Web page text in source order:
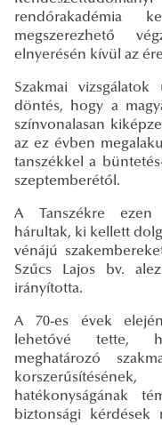
rendőrakadémia
megszerezhető
elnyerésén kívül az
Szakmai
döntés, hogy a
színvonalasan
az ez évben
tanszékkel a
szeptemberétől.
A Tanszékre ezen
hárultak, ki kellett
vénájú
Szűcs Lajos bv.
irányította.
A 70-es évek
lehetővé tette,
meghatározó
hatékonyságának
biztonsági kérdések